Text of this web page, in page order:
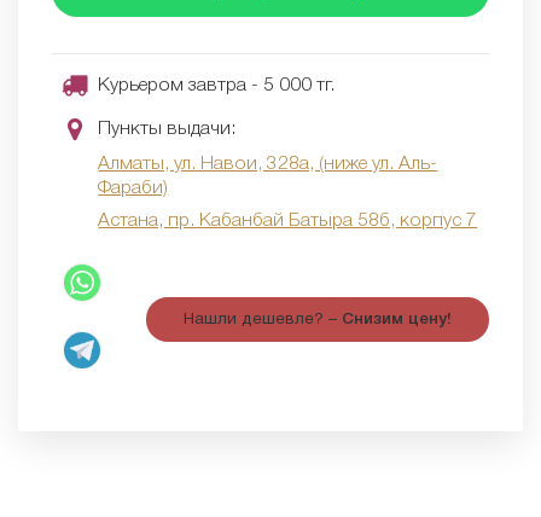
Курьером завтра - 5 000 тг.
Пункты выдачи:
Алматы, ул. Навои, 328а, (ниже ул. Аль-
Фараби)
Астана, пр. Кабанбай Батыра 58б, корпус 7
Нашли дешевле? – Снизим цену!